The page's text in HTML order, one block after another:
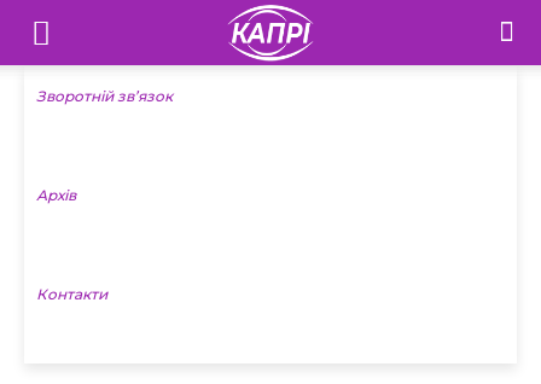
Телебачення
«Капрі»
Новини
Зворотній зв’язок
Архів
Контакти